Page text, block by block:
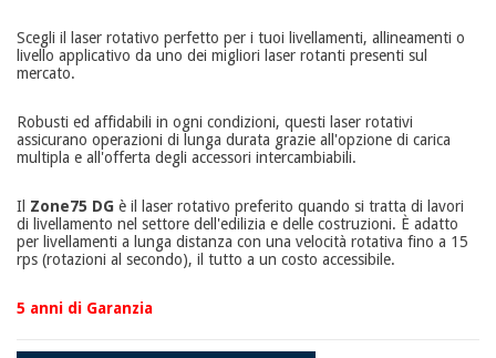
Scegli il laser rotativo perfetto per i tuoi livellamenti, allineamenti o
livello applicativo da uno dei migliori laser rotanti presenti sul
mercato.
Robusti ed affidabili in ogni condizioni, questi laser rotativi
assicurano operazioni di lunga durata grazie all'opzione di carica
multipla e all'offerta degli accessori intercambiabili.
Il Zone75 DG è il laser rotativo preferito quando si tratta di lavori
di livellamento nel settore dell'edilizia e delle costruzioni. È adatto
per livellamenti a lunga distanza con una velocità rotativa fino a 15
rps (rotazioni al secondo), il tutto a un costo accessibile.
5 anni di Garanzia